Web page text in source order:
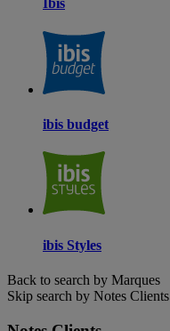
Ibis
ibis budget
ibis Styles
Back to search by Marques
Skip search by Notes Clients